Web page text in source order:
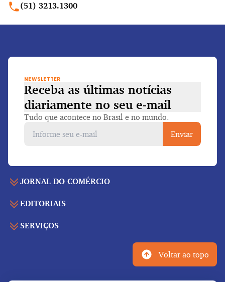
(51) 3213.1300
Voltar ao topo
JORNAL DO COMÉRCIO
Capa
EDITORIAIS
Economia
SERVIÇOS
Galeria de vídeos
NEWSLETTER
Receba as últimas notícias
diariamente no seu e-mail
Tudo que acontece no Brasil e no mundo.
Enviar